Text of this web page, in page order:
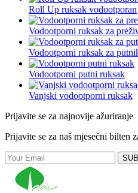
Roll Up ruksak vodootporan
Vodootporni ruksak za
Vodootporni ruksak za
Vodootporni putni ruksak
Vanjski vodootporni ruksak
Prijavite se za najnovije ažuriranje
Prijavite se za naš mjesečni bilten